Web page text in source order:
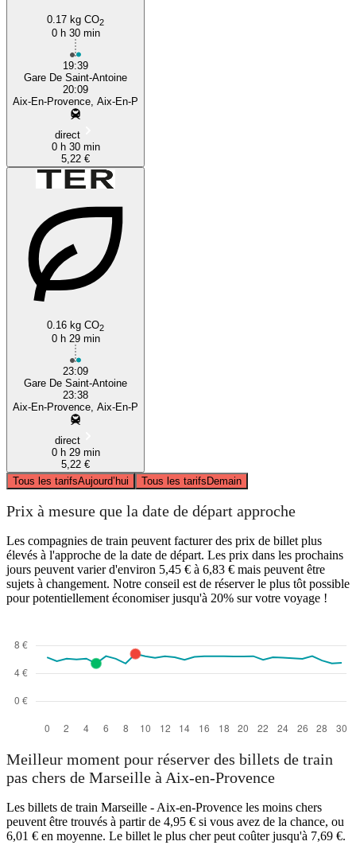
0.17 kg CO2
0 h 30 min
19:39
Gare De Saint-Antoine
20:09
Aix-En-Provence, Aix-En-P
direct
0 h 30 min
5,22 €
0.16 kg CO2
0 h 29 min
23:09
Gare De Saint-Antoine
23:38
Aix-En-Provence, Aix-En-P
direct
0 h 29 min
5,22 €
Tous les tarifsAujourd’hui Tous les tarifsDemain
Prix à mesure que la date de départ approche
Les compagnies de train peuvent facturer des prix de billet plus
élevés à l'approche de la date de départ. Les prix dans les prochains
jours peuvent varier d'environ 5,45 € à 6,83 € mais peuvent être
sujets à changement. Notre conseil est de réserver le plus tôt possible
pour potentiellement économiser jusqu'à 20% sur votre voyage !
Meilleur moment pour réserver des billets de train
pas chers de Marseille à Aix-en-Provence
Les billets de train Marseille - Aix-en-Provence les moins chers
peuvent être trouvés à partir de 4,95 € si vous avez de la chance, ou
6,01 € en moyenne. Le billet le plus cher peut coûter jusqu'à 7,69 €.